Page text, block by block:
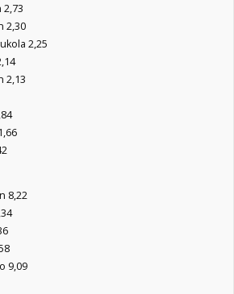
2,73
2,30
2,25
2,13
8,22
9,09